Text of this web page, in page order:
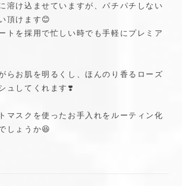
溶け込ませていますが、パチパチしない
頂けます😊
トを採用で忙しい時でも手軽にプレミア
らお肌を明るくし、ほんのり香るローズ
ュしてくれます❣️
マスクを使ったお手入れをルーティン化
しょうか😆